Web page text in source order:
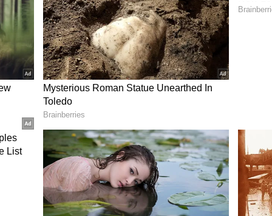
இருக்க கூடிய தலைமையோ அவர்
சித்தாந்தம் என்ன அவர் கையில் இந்த பாரதிய
தான் இன்று சட்டமன்றத்திலே யாரும்
கேட்டு பெற்று நின்ற வேட்பாளர்கள்
காரணமாக இருந்தவர் தற்போதைய